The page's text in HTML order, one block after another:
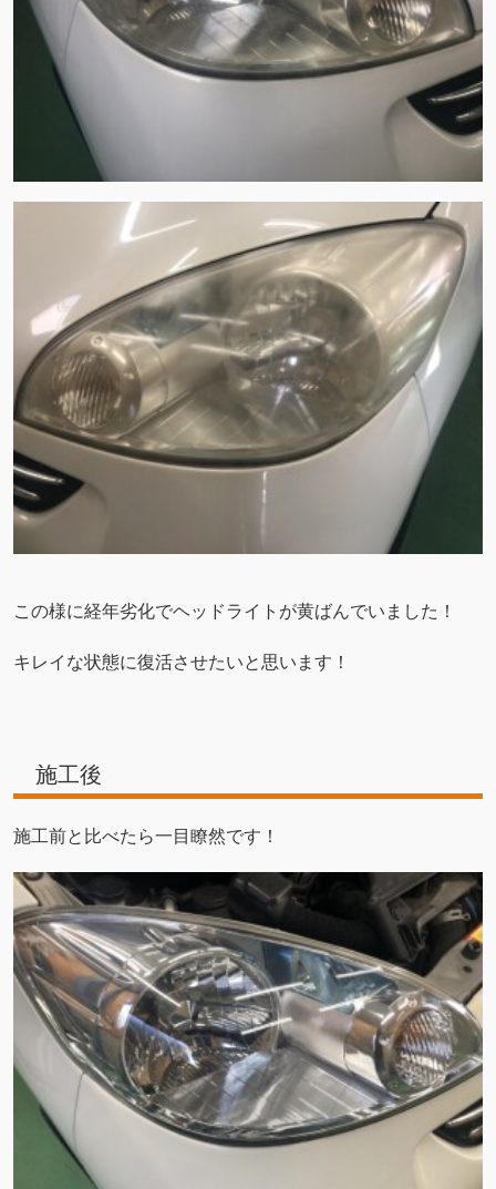
この様に経年劣化でヘッドライトが黄ばんでいました！
キレイな状態に復活させたいと思います！
施工後
施工前と比べたら一目瞭然です！